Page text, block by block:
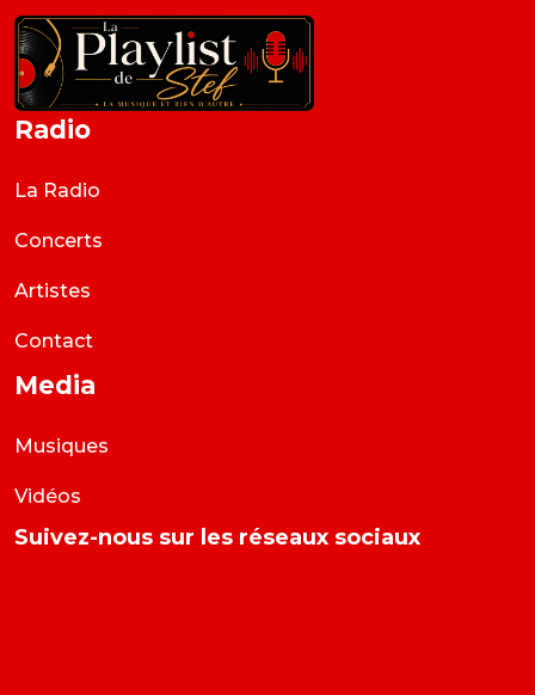
Radio
La Radio
Concerts
Artistes
Contact
Media
Musiques
Vidéos
Suivez-nous sur les réseaux sociaux